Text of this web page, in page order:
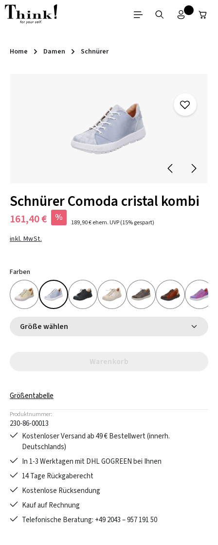
Zum Hauptinhalt springen
Home Damen Schnürer
Schnürer Comoda cristal kombi
161,40 € % 189,90 €ehem. UVP(15% gespart)
inkl. MwSt.
Farben
Größe wählen
Warenkorb
Größentabelle
Produktnummer:
230-86-00013
Kostenloser Versand ab 49 € Bestellwert (innerh.
Deutschlands)
In 1-3 Werktagen mit DHL GOGREEN bei Ihnen
14 Tage Rückgaberecht
Kostenlose Rücksendung
Kauf auf Rechnung
Telefonische Beratung: +49 2043 – 957 191 50